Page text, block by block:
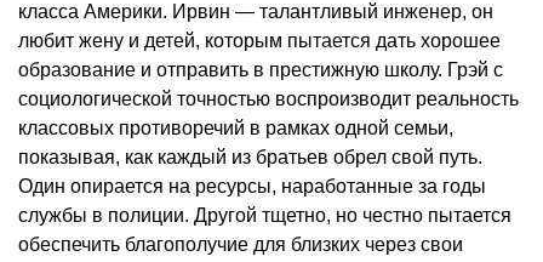
класса Америки. Ирвин — талантливый инженер, он
любит жену и детей, которым пытается дать хорошее
образование и отправить в престижную школу. Грэй с
социологической точностью воспроизводит реальность
классовых противоречий в рамках одной семьи,
показывая, как каждый из братьев обрел свой путь.
Один опирается на ресурсы, наработанные за годы
службы в полиции. Другой тщетно, но честно пытается
обеспечить благополучие для близких через свои